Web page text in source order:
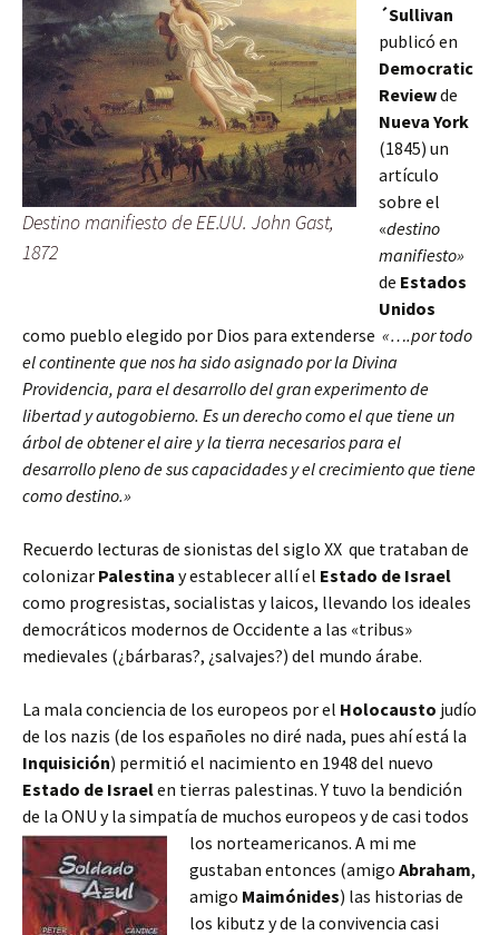
Destino manifiesto de EE.UU. John Gast,
1872
´Sullivan
publicó en
Democratic
Reviewde
Nueva York
(1845) un
artículo
sobre el
«destino
manifiesto»
de Estados
Unidos
como pueblo elegido por Dios para extenderse «….por todo
el continente que nos ha sido asignado por la Divina
Providencia, para el desarrollo del gran experimento de
libertad y autogobierno. Es un derecho como el que tiene un
árbol de obtener el aire y la tierra necesarios para el
desarrollo pleno de sus capacidades y el crecimiento que tiene
como destino.»
Recuerdo lecturas de sionistas del siglo XX que trataban de
colonizar Palestina y establecer allí el Estado de Israel
como progresistas, socialistas y laicos, llevando los ideales
democráticos modernos de Occidente a las «tribus»
medievales (¿bárbaras?, ¿salvajes?) del mundo árabe.
La mala conciencia de los europeos por el Holocausto judío
de los nazis (de los españoles no diré nada, pues ahí está la
Inquisición) permitió el nacimiento en 1948 del nuevo
Estado de Israelen tierras palestinas. Y tuvo la bendición
de la ONU y la simpatía de muchos europeos y de casi todos
los norteamericanos. A mi me
gustaban entonces (amigo Abraham,
amigo Maimónides) las historias de
los kibutz y de la convivencia casi